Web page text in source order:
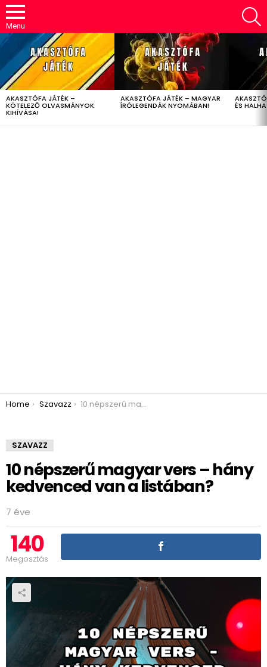
Menu
LATEST
STORIES
AKASZTÓFA JÁTÉK –
KÖTELEZŐ OLVASMÁNYOK
KIHÍVÁSA!
AKASZTÓFA JÁTÉK – MAGYAR
ÍRÓLEGENDÁK NYOMÁBAN! ÉS
You are here:
Home Szavazz 10 népszerű magyar vers – hány kedvenced
SZAVAZZ
10 népszerű magyar vers – hány
kedvenced van a listában?
7 éve
140
Megosztás